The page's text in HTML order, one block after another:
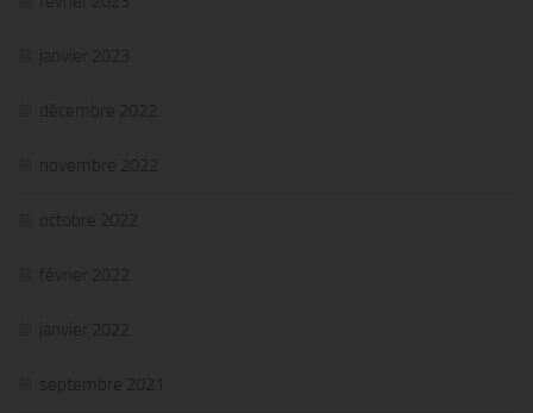
janvier 2023
décembre 2022
novembre 2022
octobre 2022
février 2022
janvier 2022
septembre 2021